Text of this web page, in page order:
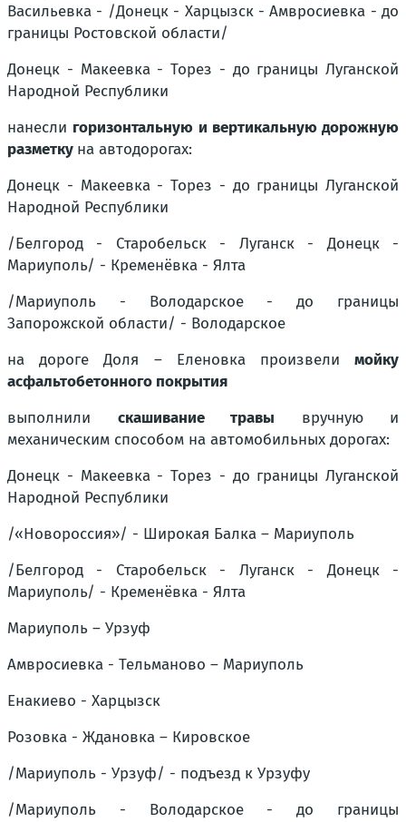
Васильевка - /Донецк - Харцызск - Амвросиевка - до
границы Ростовской области/
Донецк - Макеевка - Торез - до границы Луганской
Народной Республики
нанесли горизонтальную и вертикальную дорожную
разметку на автодорогах:
Донецк - Макеевка - Торез - до границы Луганской
Народной Республики
/Белгород - Старобельск - Луганск - Донецк -
Мариуполь/ - Кременёвка - Ялта
/Мариуполь - Володарское - до границы
Запорожской области/ - Володарское
на дорогеДоля – Еленовкапроизвелимойку
асфальтобетонного покрытия
выполнили скашивание травы вручную и
механическим способом на автомобильных дорогах:
Донецк - Макеевка - Торез - до границы Луганской
Народной Республики
/«Новороссия»/ - Широкая Балка – Мариуполь
/Белгород - Старобельск - Луганск - Донецк -
Мариуполь/ - Кременёвка - Ялта
Мариуполь – Урзуф
Амвросиевка - Тельманово – Мариуполь
Енакиево - Харцызск
Розовка - Ждановка – Кировское
/Мариуполь - Урзуф/ - подъезд к Урзуфу
/Мариуполь - Володарское - до границы